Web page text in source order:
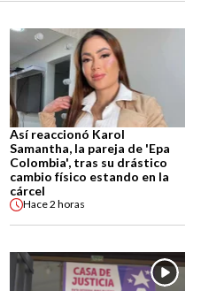
Así reaccionó Karol
Samantha, la pareja de 'Epa
Colombia', tras su drástico
cambio físico estando en la
cárcel
Hace2 horas